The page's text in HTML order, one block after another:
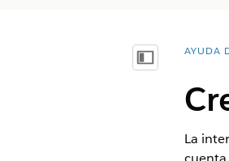
Mostrar índice de
Usted
AYUDA
La